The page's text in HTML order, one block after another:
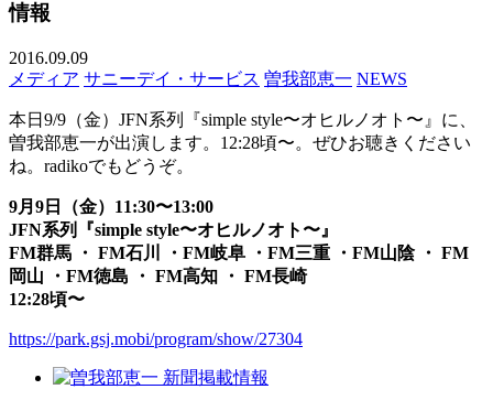
情報
2016.09.09
メディア サニーデイ・サービス 曽我部恵一 NEWS
本日9/9（金）JFN系列『simple style〜オヒルノオト〜』に、
曽我部恵一が出演します。12:28頃〜。ぜひお聴きください
ね。radikoでもどうぞ。
9月9日（金）11:30〜13:00
JFN系列『simple style〜オヒルノオト〜』
FM群馬 ・ FM石川 ・FM岐阜 ・FM三重 ・FM山陰 ・ FM
岡山 ・FM徳島 ・ FM高知 ・ FM長崎
12:28頃〜
https://park.gsj.mobi/program/show/27304